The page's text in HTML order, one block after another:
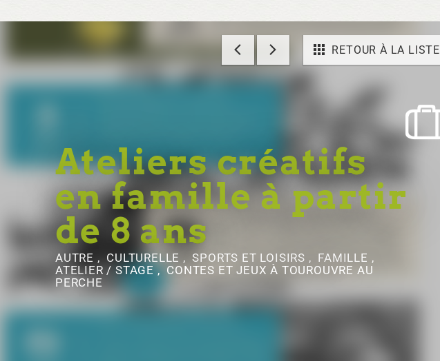
RETOUR À LA LISTE
Ateliers créatifs
en famille à partir
de 8 ans
AUTRE , CULTURELLE , SPORTS ET LOISIRS , FAMILLE ,
ATELIER / STAGE , CONTES ET JEUX À TOUROUVRE AU
PERCHE